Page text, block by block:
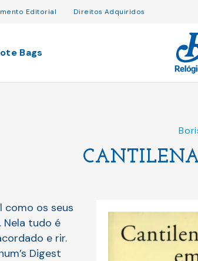
Editorial Direitos Adquiridos
Bags
como os seus
Nela tudo é
e rir.
Digest